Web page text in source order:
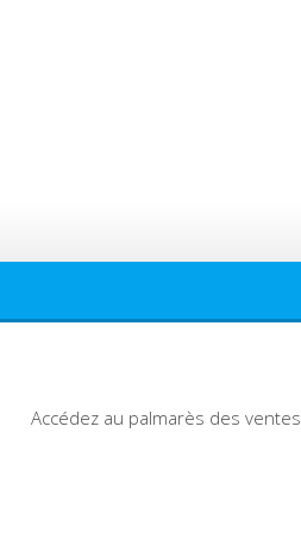
Accédez au palmarès des